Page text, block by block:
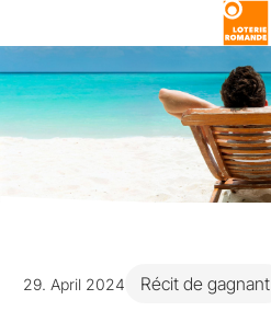
29. April 2024 Récit de gagnant